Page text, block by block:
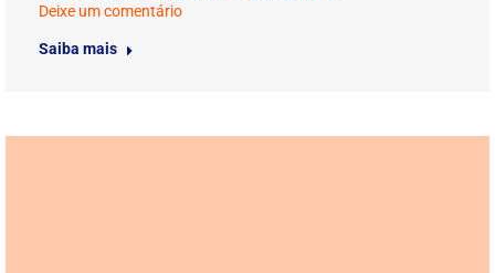
Deixe um comentário
Saiba mais